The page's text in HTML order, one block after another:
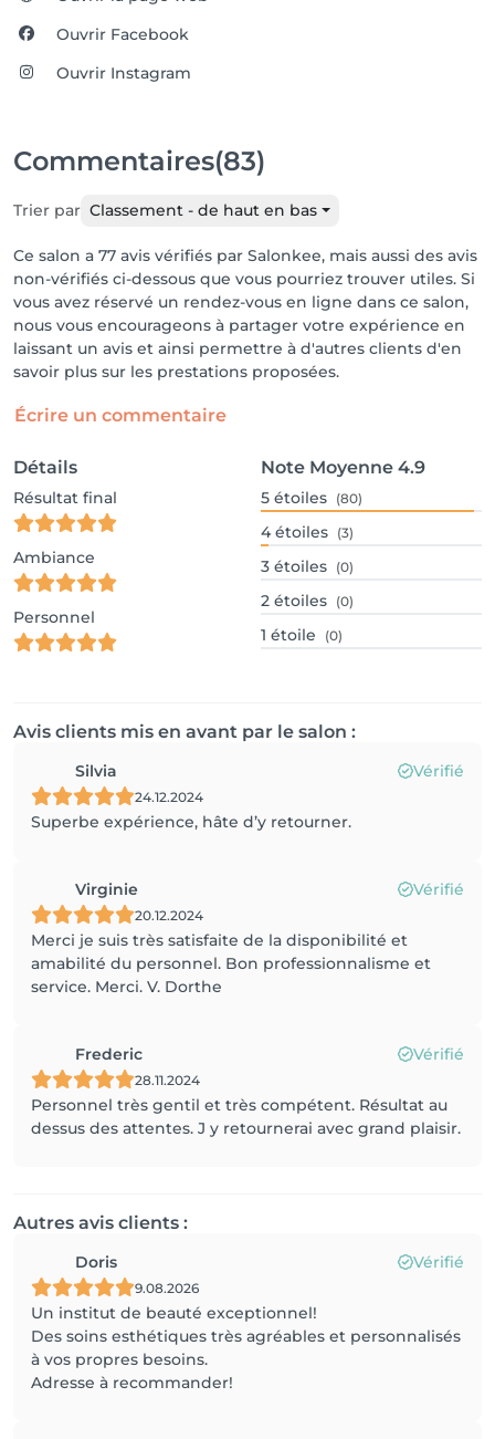
Ouvrir Facebook
Ouvrir Instagram
Commentaires(83)
Trier par Classement - de haut en bas
Ce salon a 77 avis vérifiés par Salonkee, mais aussi des avis
non-vérifiés ci-dessous que vous pourriez trouver utiles. Si
vous avez réservé un rendez-vous en ligne dans ce salon,
nous vous encourageons à partager votre expérience en
laissant un avis et ainsi permettre à d'autres clients d'en
savoir plus sur les prestations proposées.
Écrire un commentaire
Détails
Résultat final
Ambiance
Personnel
Note Moyenne 4.9
5 étoiles (80)
4 étoiles (3)
3 étoiles (0)
2 étoiles (0)
1 étoile (0)
Avis clients mis en avant par le salon :
Silvia Vérifié
24.12.2024
Superbe expérience, hâte d’y retourner.
Virginie Vérifié
20.12.2024
Merci je suis très satisfaite de la disponibilité et
amabilité du personnel. Bon professionnalisme et
service. Merci. V. Dorthe
Frederic Vérifié
28.11.2024
Personnel très gentil et très compétent. Résultat au
dessus des attentes. J y retournerai avec grand plaisir.
Autres avis clients :
Doris Vérifié
9.08.2026
Un institut de beauté exceptionnel!
Des soins esthétiques très agréables et personnalisés
à vos propres besoins.
Adresse à recommander!